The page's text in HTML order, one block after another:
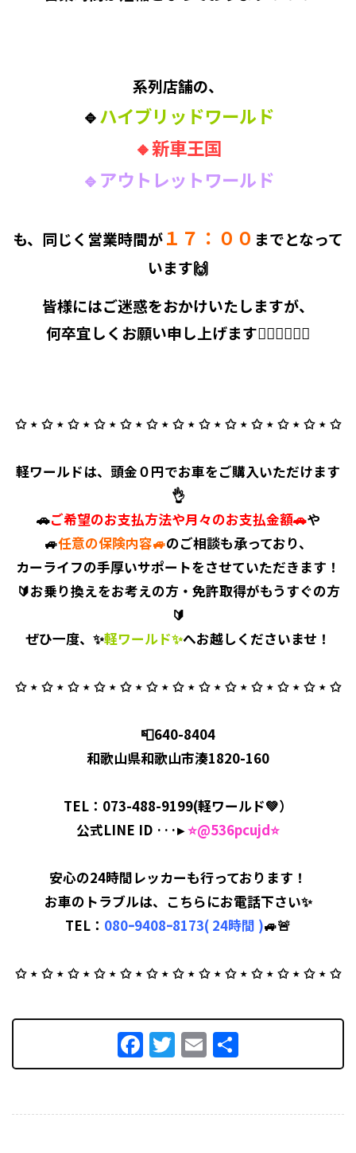
系列店舗の、
🔹ハイブリッドワールド
🔸新車王国
🔹アウトレットワールド
も、同じく営業時間が１７：００ までとなって
います🙌
皆様にはご迷惑をおかけいたしますが、
何卒宜しくお願い申し上げます🙇‍♀️🙇‍♂️🙇‍♀️
✩ ⋆ ✩ ⋆ ✩ ⋆ ✩ ⋆ ✩ ⋆ ✩ ⋆ ✩ ⋆ ✩ ⋆ ✩ ⋆ ✩ ⋆ ✩ ⋆ ✩ ⋆ ✩
軽ワールドは、頭金０円でお車をご購入いただけます
👌
🚗ご希望のお支払方法や月々のお支払金額🚗や
🚙任意の保険内容🚙のご相談も承っており、
カーライフの手厚いサポートをさせていただきます！
🔰お乗り換えをお考えの方・免許取得がもうすぐの方
🔰
ぜひ一度、✨軽ワールド✨へお越しくださいませ！
✩ ⋆ ✩ ⋆ ✩ ⋆ ✩ ⋆ ✩ ⋆ ✩ ⋆ ✩ ⋆ ✩ ⋆ ✩ ⋆ ✩ ⋆ ✩ ⋆ ✩ ⋆ ✩
📮640-8404
和歌山県和歌山市湊1820-160
TEL：073-488-9199(軽ワールド💚）
公式LINE ID ···▸⭐️@536pcujd⭐️
安心の24時間レッカーも行っております！
お車のトラブルは、こちらにお電話下さい✨
TEL： 080ｰ9408ｰ8173( 24時間 )🚙🚨
✩ ⋆ ✩ ⋆ ✩ ⋆ ✩ ⋆ ✩ ⋆ ✩ ⋆ ✩ ⋆ ✩ ⋆ ✩ ⋆ ✩ ⋆ ✩ ⋆ ✩ ⋆ ✩
Facebook
Twitter
Email
有